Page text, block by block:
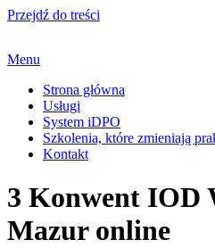
Przejdź do treści
Menu
Strona główna
Usługi
System iDPO
Szkolenia, które zmieniają
Kontakt
3 Konwent IOD
Mazur online